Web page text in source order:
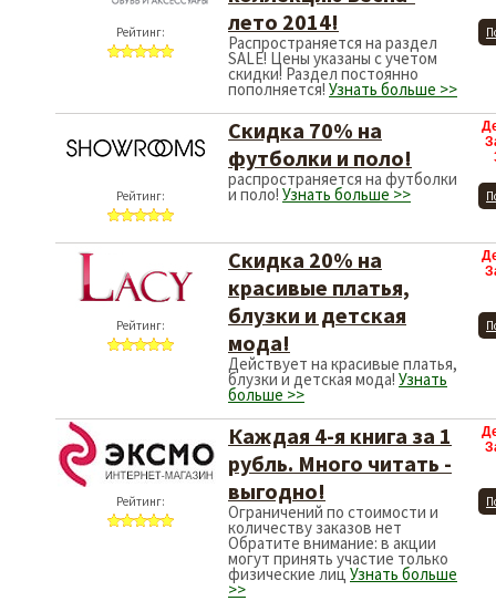
Рейтинг:
лето 2014!
Распространяется на раздел
SALE! Цены указаны с учетом
скидки! Раздел постоянно
пополняется! Узнать больше >>
Рейтинг:
Скидка 70% на
футболки и поло!
распространяется на футболки
и поло! Узнать больше >>
Рейтинг:
Скидка 20% на
красивые платья,
блузки и детская
мода!
Действует на красивые платья,
блузки и детская мода! Узнать
больше >>
Рейтинг:
Каждая 4-я книга за 1
рубль. Много читать -
выгодно!
Ограничений по стоимости и
количеству заказов нет
Обратите внимание: в акции
могут принять участие только
физические лиц Узнать больше
>>